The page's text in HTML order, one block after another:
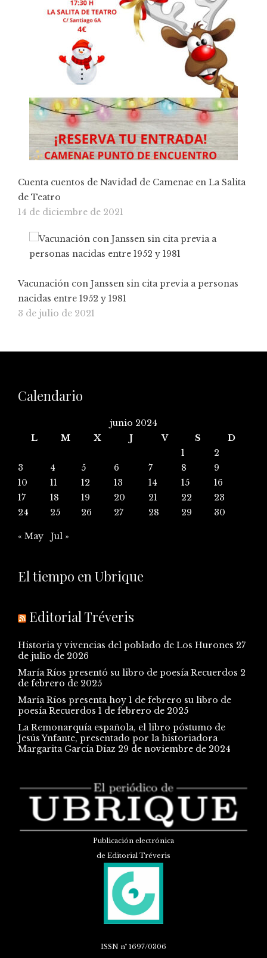
Cuenta cuentos de Navidad de Camenae en La Salita
de Teatro
14 de diciembre de 2021
Vacunación con Janssen sin cita previa a personas
nacidas entre 1952 y 1981
3 de julio de 2021
Calendario
junio 2024
L
M X J V S
D
1
2
3
4 5 6 7 8
9
10
11 12 13 14 15
16
17
18 19 20 21 22
23
24
25 26 27 28 29 30
« May Jul »
El tiempo en Ubrique
Editorial Tréveris
Historia y vivencias del poblado de Los Hurones 27
de julio de 2026
María Ríos presentó su libro de poesía Recuerdos 2
de febrero de 2025
María Ríos presenta hoy 1 de febrero su libro de
poesía Recuerdos 1 de febrero de 2025
La Remonarquía española, el libro póstumo de
Jesús Ynfante, presentado por la historiadora
Margarita García Díaz 29 de noviembre de 2024
Publicación electrónica
de Editorial Tréveris
ISSN nº 1697/0306